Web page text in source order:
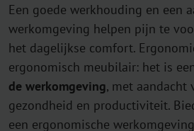
Een goede werkhouding en een
werkomgeving helpen pijn te
het dagelijkse comfort.
ergonomisch meubilair: het is
de werkomgeving, met aandacht
gezondheid en productiviteit.
een ergonomische